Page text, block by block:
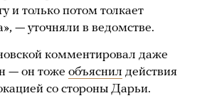
и только потом толкает
— уточняли в ведомстве.
комментировал даже
— он тоже объяснил действия
со стороны Дарьи.